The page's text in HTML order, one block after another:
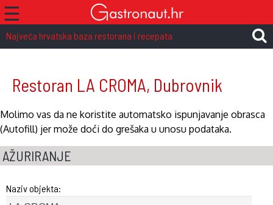
☰
Najveća hrvatska baza restorana i recepata
Restoran LA CROMA, Dubrovnik
Molimo vas da ne koristite automatsko ispunjavanje obrasca
(Autofill) jer može doći do grešaka u unosu podataka.
AŽURIRANJE
Naziv objekta: